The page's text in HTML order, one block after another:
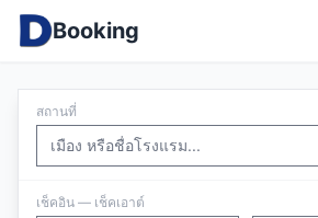
Booking
สถานที่
เช็คอิน — เช็คเอาต์